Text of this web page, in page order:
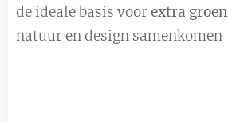
de ideale basis voorextra groen
natuur en design samenkomen